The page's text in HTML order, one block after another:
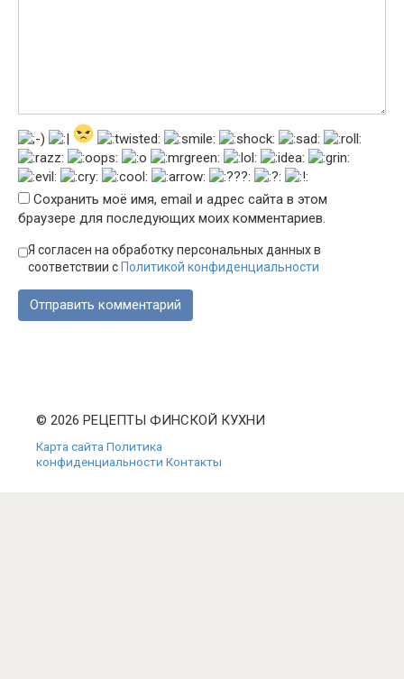
Сохранить моё имя, email и адрес сайта в этом
браузере для последующих моих комментариев.
Я согласен на обработку персональных данных в
соответствии с Политикой конфиденциальности
© 2026 РЕЦЕПТЫ ФИНСКОЙ КУХНИ
Карта сайтаПолитика
конфиденциальности Контакты